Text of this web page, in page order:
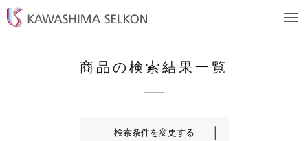
商品の検索結果一覧
検索条件を変更する